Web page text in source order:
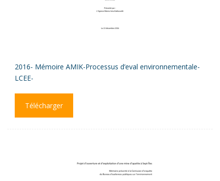
2016- Mémoire AMIK-Processus d’eval environnementale-
LCEE-
Télécharger